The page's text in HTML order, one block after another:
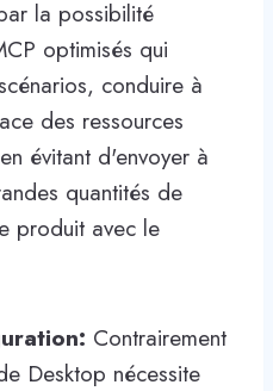
la possibilité
optimisés qui
conduire à
des ressources
évitant d'envoyer à
quantités de
produit avec le
Contrairement
Desktop nécessite